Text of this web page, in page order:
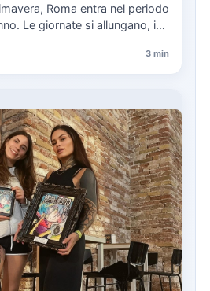
Roma entra nel periodo
Le giornate si allungano, i
3 min